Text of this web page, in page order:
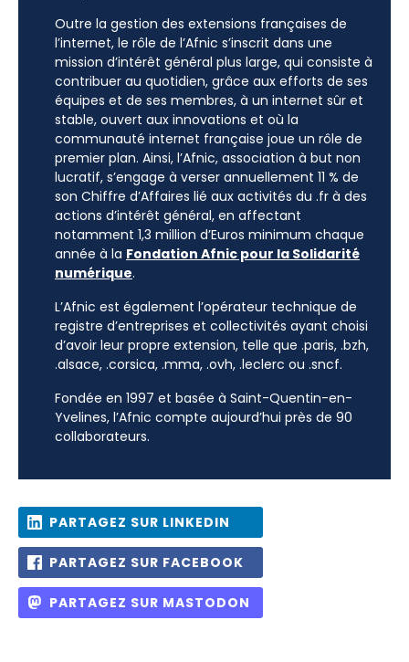
Outre la gestion des extensions françaises de
l’internet, le rôle de l’Afnic s’inscrit dans une
mission d’intérêt général plus large, qui consiste à
contribuer au quotidien, grâce aux efforts de ses
équipes et de ses membres, à un internet sûr et
stable, ouvert aux innovations et où la
communauté internet française joue un rôle de
premier plan. Ainsi, l’Afnic, association à but non
lucratif, s’engage à verser annuellement 11 % de
son Chiffre d’Affaires lié aux activités du .fr à des
actions d’intérêt général, en affectant
notamment 1,3 million d’Euros minimum chaque
année à la Fondation Afnic pour la Solidarité
numérique.
L’Afnic est également l’opérateur technique de
registre d’entreprises et collectivités ayant choisi
d’avoir leur propre extension, telle que .paris, .bzh,
.alsace, .corsica, .mma, .ovh, .leclerc ou .sncf.
Fondée en 1997 et basée à Saint-Quentin-en-
Yvelines, l’Afnic compte aujourd’hui près de 90
collaborateurs.
PARTAGEZ SUR LINKEDIN
PARTAGEZ SUR FACEBOOK
PARTAGEZ SUR MASTODON